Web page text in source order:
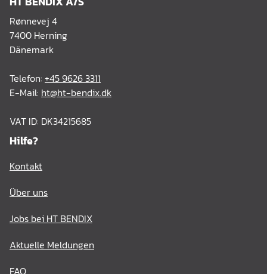
Rønnevej 4
7400 Herning
Dänemark
Telefon: +45 9626 3311
E-Mail: ht@ht-bendix.dk
VAT ID: DK34215685
Hilfe?
Kontakt
Über uns
Jobs bei HT BENDIX
Aktuelle Meldungen
FAQ